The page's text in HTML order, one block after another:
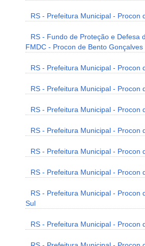
RS - Prefeitura Municipal - Procon
RS - Fundo de Proteção e Defesa
FMDC - Procon de Bento Gonçalves
RS - Prefeitura Municipal - Procon
RS - Prefeitura Municipal - Procon
RS - Prefeitura Municipal - Procon
RS - Prefeitura Municipal - Procon
RS - Prefeitura Municipal - Procon
RS - Prefeitura Municipal - Procon
RS - Prefeitura Municipal - Procon
Sul
RS - Prefeitura Municipal - Procon